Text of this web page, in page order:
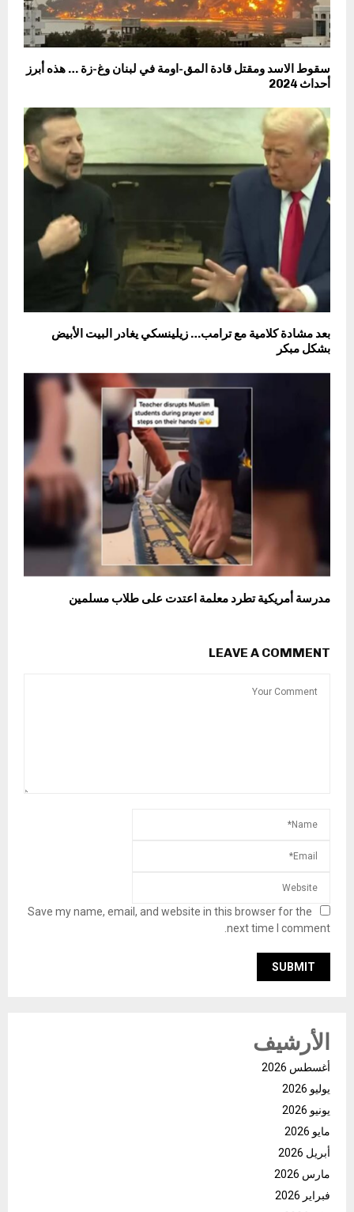
سقوط الاسد ومقتل قادة المق-اومة في لبنان وغ-زة … هذه أبرز
أحداث 2024
بعد مشادة كلامية مع ترامب… زيلينسكي يغادر البيت الأبيض
بشكل مبكر
مدرسة أمريكية تطرد معلمة اعتدت على طلاب مسلمين
LEAVE A COMMENT
Save my name, email, and website in this browser for the
next time I comment.
الأرشيف
أغسطس 2026
يوليو 2026
يونيو 2026
مايو 2026
أبريل 2026
مارس 2026
فبراير 2026